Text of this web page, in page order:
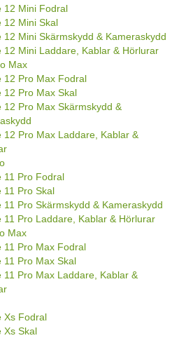
12 Mini Fodral
12 Mini Skal
12 Mini Skärmskydd & Kameraskydd
12 Mini Laddare, Kablar & Hörlurar
Max
12 Pro Max Fodral
12 Pro Max Skal
12 Pro Max Skärmskydd &
12 Pro Max Laddare, Kablar &
11 Pro Fodral
11 Pro Skal
11 Pro Skärmskydd & Kameraskydd
11 Pro Laddare, Kablar & Hörlurar
Max
11 Pro Max Fodral
11 Pro Max Skal
11 Pro Max Laddare, Kablar &
Xs Fodral
Xs Skal